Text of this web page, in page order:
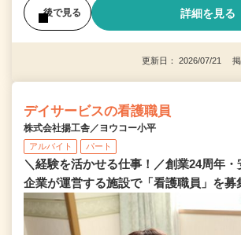
後で見る 詳細を見る
更新日： 2026/07/21 掲
デイサービスの看護職員
株式会社揚工舎／ヨウコー小平
アルバイト パート
＼経験を活かせる仕事！／創業24周年
企業が運営する施設で「看護職員」を募